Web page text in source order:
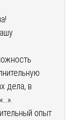
дела, в
опыт